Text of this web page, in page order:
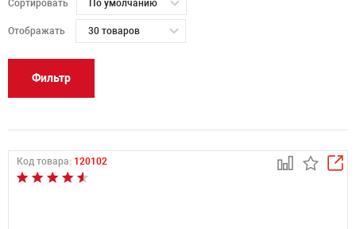
Сортировать По умолчанию
Отображать 30 товаров
Фильтр
Код товара: 120102